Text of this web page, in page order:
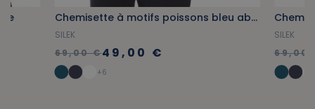
Chemisette à motifs poissons bleu abysse
SILEK
69,00 €49,00 €
+6
SILEK
69,00